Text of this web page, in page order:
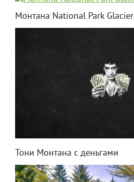
Монтана National Park Glacier
Тони Монтана с деньгами